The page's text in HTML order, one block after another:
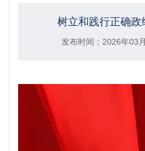
树立和践行正确政
发布时间：2026年03